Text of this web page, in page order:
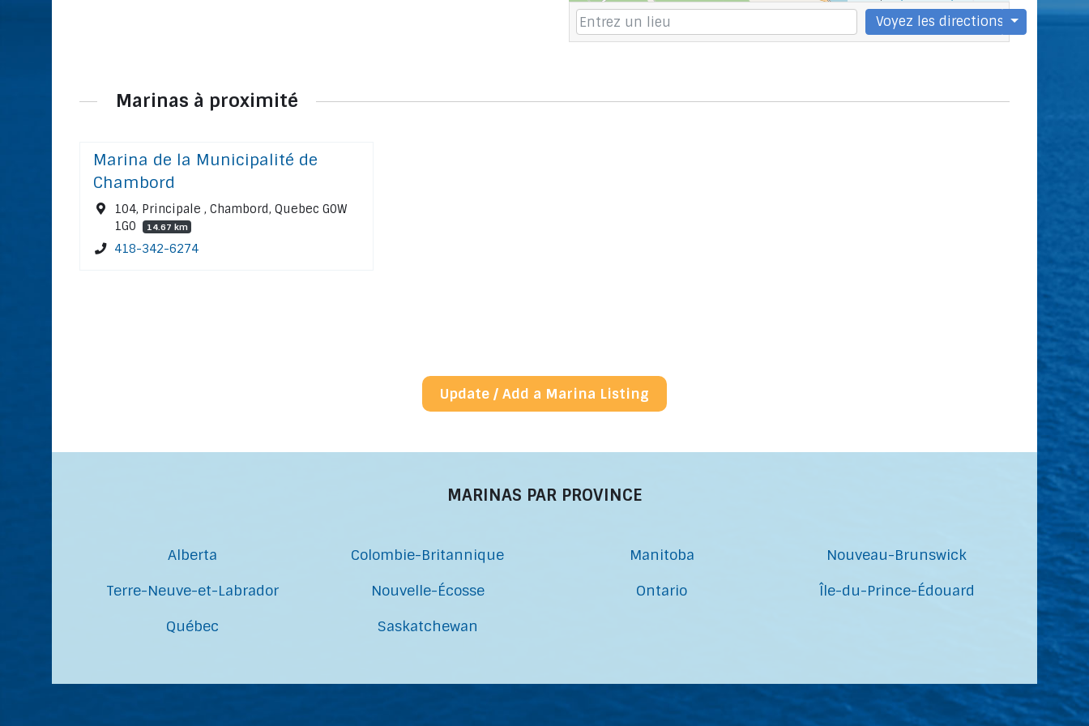
Voyez les directions
Marinas à proximité
Marina de la Municipalité de
Chambord
104, Principale , Chambord, Quebec G0W
1G0
14.67 km
418-342-6274
Update / Add a Marina Listing
MARINAS PAR PROVINCE
Alberta Colombie-Britannique Manitoba
Nouveau-Brunswick
Terre-Neuve-et-Labrador
Nouvelle-Écosse Ontario
Île-du-Prince-Édouard
Québec
Saskatchewan